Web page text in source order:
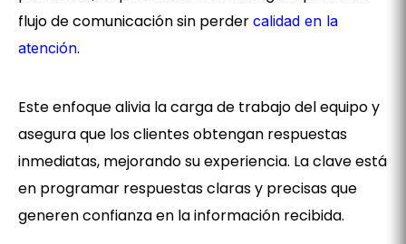
flujo de comunicación sin perder calidad en la
atención.
Este enfoque alivia la carga de trabajo del equipo y
asegura que los clientes obtengan respuestas
inmediatas, mejorando su experiencia. La clave está
en programar respuestas claras y precisas que
generen confianza en la información recibida.